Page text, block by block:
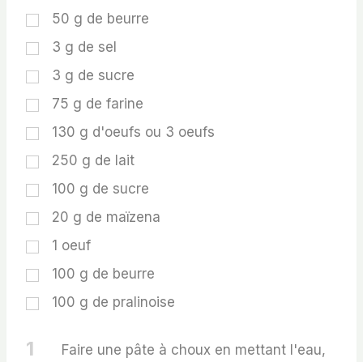
50 g de beurre
3 g de sel
3 g de sucre
75 g de farine
130 g d'oeufs ou 3 oeufs
250 g de lait
100 g de sucre
20 g de maïzena
1 oeuf
100 g de beurre
100 g de pralinoise
1
Faire une pâte à choux en mettant l'eau,